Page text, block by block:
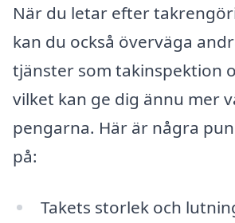
När du letar efter
kan du också överväga
tjänster som takinspektion
vilket kan ge dig ännu mer
pengarna. Här är några
på:
Takets storlek och